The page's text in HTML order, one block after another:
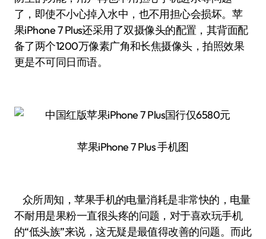
了，即使不小心掉入水中，也不用担心会损坏。苹
果iPhone 7 Plus还采用了双摄像头的配置，其背面配
备了两个1200万像素广角和长焦摄像头，拍照效果
更是不可同日而语。
苹果iPhone 7 Plus 手机图
众所周知，苹果手机的电量消耗是非常快的，电量
不耐用是果粉一直很头疼的问题，对于喜欢玩手机
的“低头族”来说，这无疑是最值得改善的问题。而此